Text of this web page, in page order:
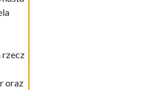
rzecz
oraz